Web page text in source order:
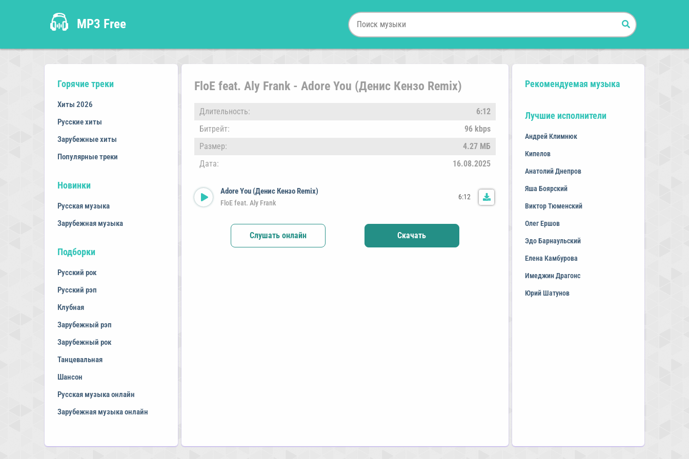
MP3 Free
Горячие треки
Хиты 2026
Русские хиты
Зарубежные хиты
Популярные треки
Новинки
Русская музыка
Зарубежная музыка
Подборки
Русский рок
Русский рэп
Клубная
Зарубежный рэп
Зарубежный рок
Танцевальная
Шансон
Русская музыка онлайн
Зарубежная музыка онлайн
FloE feat. Aly Frank - Adore You (Денис Кензо Remix)
Длительность:
6:12
Битрейт:
96 kbps
Размер:
4.27 МБ
Дата:
16.08.2025
Adore You (Денис Кензо Remix)
FloE feat. Aly Frank
6:12
Слушать онлайн Скачать
Рекомендуемая музыка
Лучшие исполнители
Андрей Климнюк
Кипелов
Анатолий Днепров
Яша Боярский
Виктор Тюменский
Олег Ершов
Эдо Барнаульский
Елена Камбурова
Имеджин Драгонс
Юрий Шатунов